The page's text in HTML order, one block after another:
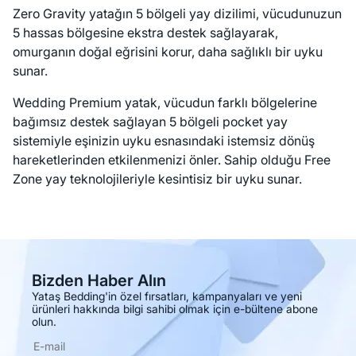
Zero Gravity yatağın 5 bölgeli yay dizilimi, vücudunuzun
5 hassas bölgesine ekstra destek sağlayarak,
omurganın doğal eğrisini korur, daha sağlıklı bir uyku
sunar.
Wedding Premium yatak, vücudun farklı bölgelerine
bağımsız destek sağlayan 5 bölgeli pocket yay
sistemiyle eşinizin uyku esnasındaki istemsiz dönüş
hareketlerinden etkilenmenizi önler. Sahip olduğu Free
Zone yay teknolojileriyle kesintisiz bir uyku sunar.
Bizden Haber Alın
Yataş Bedding'in özel fırsatları, kampanyaları ve yeni
ürünleri hakkında bilgi sahibi olmak için e-bültene abone
olun.